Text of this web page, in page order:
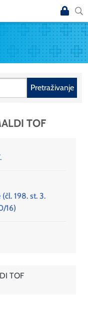
Pretraživanje
TOF
198. st. 3.
16)
TOF